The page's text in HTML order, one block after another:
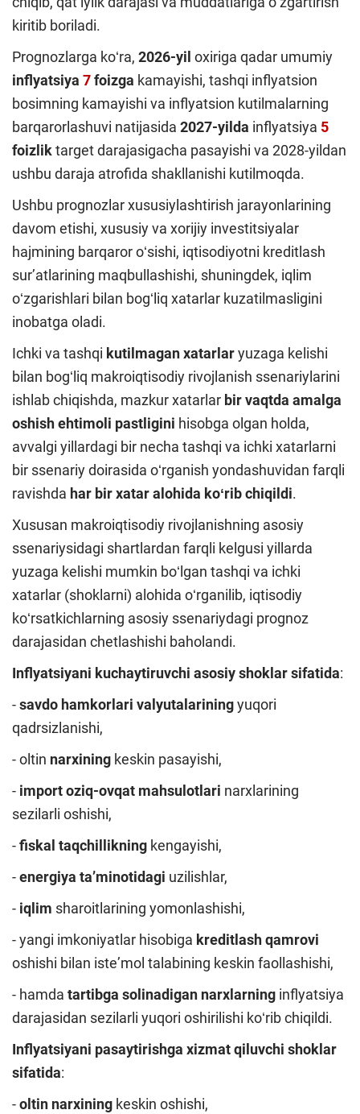
kiritib boriladi.
Prognozlarga koʻra, 2026-yil oxiriga qadar umumiy
inflyatsiya 7foizga kamayishi, tashqi inflyatsion
bosimning kamayishi va inflyatsion kutilmalarning
barqarorlashuvi natijasida 2027-yilda inflyatsiya 5
foizliktarget darajasigacha pasayishi va 2028-yildan
ushbu daraja atrofida shakllanishi kutilmoqda.
Ushbu prognozlar xususiylashtirish jarayonlarining
davom etishi, xususiy va xorijiy investitsiyalar
hajmining barqaror oʻsishi, iqtisodiyotni kreditlash
surʼatlarining maqbullashishi, shuningdek, iqlim
oʻzgarishlari bilan bogʻliq xatarlar kuzatilmasligini
inobatga oladi.
Ichki va tashqi kutilmagan xatarlaryuzaga kelishi
bilan bogʻliq makroiqtisodiy rivojlanish ssenariylarini
ishlab chiqishda, mazkur xatarlar bir vaqtda amalga
oshish ehtimoli pastligini hisobga olgan holda,
avvalgi yillardagi bir necha tashqi va ichki xatarlarni
bir ssenariy doirasida oʻrganish yondashuvidan farqli
ravishda har bir xatar alohida koʻrib chiqildi.
Xususan makroiqtisodiy rivojlanishning asosiy
ssenariysidagi shartlardan farqli kelgusi yillarda
yuzaga kelishi mumkin boʻlgan tashqi va ichki
xatarlar (shoklarni) alohida oʻrganilib, iqtisodiy
koʻrsatkichlarning asosiy ssenariydagi prognoz
darajasidan chetlashishi baholandi.
Inflyatsiyani kuchaytiruvchi asosiy shoklar sifatida:
-savdo hamkorlari valyutalariningyuqori
qadrsizlanishi,
- oltin narxining keskin pasayishi,
- import oziq-ovqat mahsulotlari narxlarining
sezilarli oshishi,
-fiskal taqchillikning kengayishi,
-energiya taʼminotidagi uzilishlar,
- iqlim sharoitlarining yomonlashishi,
- yangi imkoniyatlar hisobiga kreditlash qamrovi
oshishi bilan isteʼmol talabining keskin faollashishi,
- hamda tartibga solinadigan narxlarning inflyatsiya
darajasidan sezilarli yuqori oshirilishi koʻrib chiqildi.
Inflyatsiyani pasaytirishga xizmat qiluvchi shoklar
sifatida:
-oltin narxining keskin oshishi,